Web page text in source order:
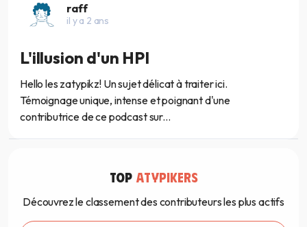
raff
il y a 2 ans
L'illusion d'un HPI
Hello les zatypikz! Un sujet délicat à traiter ici.
Témoignage unique, intense et poignant d'une
contributrice de ce podcast sur...
TOP ATYPIKERS
Découvrez le classement des contributeurs les plus actifs